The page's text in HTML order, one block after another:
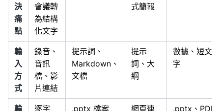
決
痛
點
會議轉
為結構
化文字
式簡報
輸
入
方
式
錄音、
音訊
檔、影
片連結
提示詞、
Markdown、
文檔
提示
詞、大
綱
數據、短文
字
輸
逐字
.pptx 檔案
網頁連
.pptx、PDF